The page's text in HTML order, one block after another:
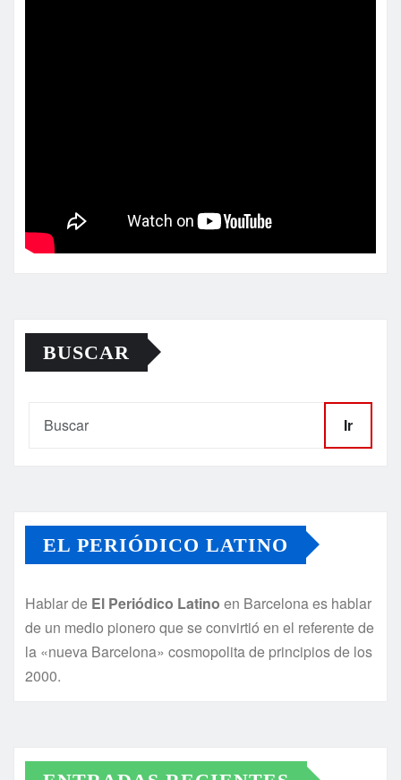
BUSCAR
Ir
EL PERIÓDICO LATINO
Hablar de El Periódico Latino en Barcelona es hablar
de un medio pionero que se convirtió en el referente de
la «nueva Barcelona» cosmopolita de principios de los
2000.